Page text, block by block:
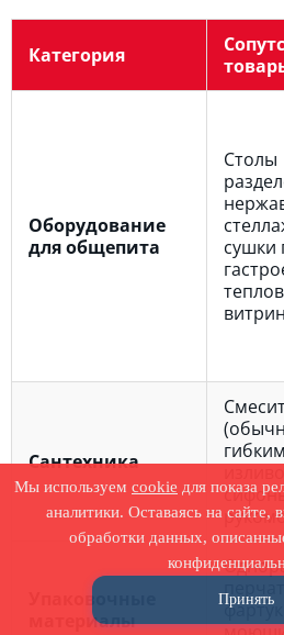
Категория
Оборудование
для общепита
Столы
сушки
Сантехника
гибким
материалы
Мы используем cookie для показа
аналитики. Оставаясь на сайте,
обработки данных,
Принять